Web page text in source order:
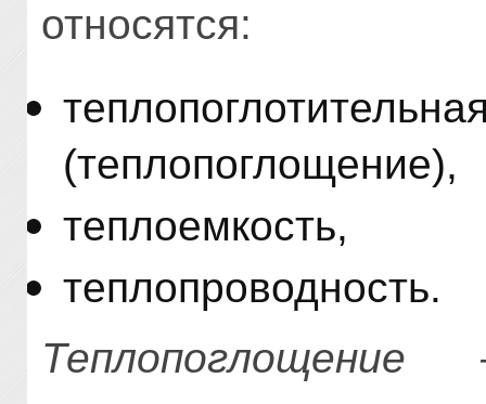
относятся:
(теплопоглощение),
теплоемкость,
теплопроводность.
Теплопоглощение